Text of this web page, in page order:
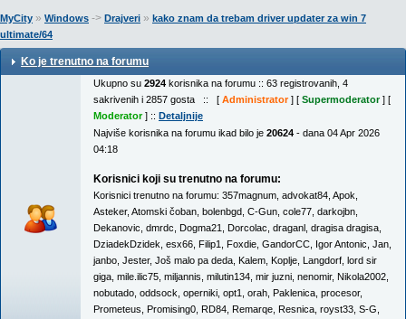
MyCity » Windows -> Drajveri » kako znam da trebam driver updater za win 7
ultimate/64
Ko je trenutno na forumu
Ukupno su 2924 korisnika na forumu :: 63 registrovanih, 4
sakrivenih i 2857 gosta :: [ Administrator] [ Supermoderator] [
Moderator] :: Detaljnije
Najviše korisnika na forumu ikad bilo je 20624 - dana 04 Apr 2026
04:18
Korisnici koji su trenutno na forumu:
Korisnici trenutno na forumu: 357magnum advokat84 Apok
Asteker, Atomski čoban bolenbgd C-Gun cole77 darkojbn
Dekanovic dmrdc Dogma21 Dorcolac draganl dragisa dragisa
DziadekDzidek esx66 Filip1 Foxdie GandorCC Igor Antonic Jan
janbo Jester, Još malo pa deda Kalem Koplje Langdorf lord sir
giga mile.ilic75 miljannis milutin134 mir juzni nenomir, Nikola2002
nobutado oddsock operniki opt1 orah Paklenica procesor,
Prometeus Promising0 RD84 Remarqe Resnica royst33 S-G